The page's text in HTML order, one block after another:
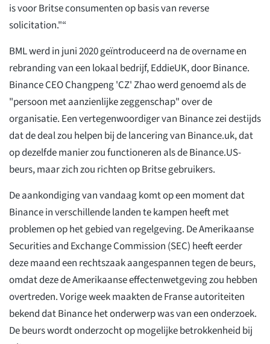
is voor Britse consumenten op basis van reverse
solicitation."“
BML werd in juni 2020 geïntroduceerd na de overname en
rebranding van een lokaal bedrijf, EddieUK, door Binance.
Binance CEO Changpeng 'CZ' Zhao werd genoemd als de
"persoon met aanzienlijke zeggenschap" over de
organisatie. Een vertegenwoordiger van Binance zei destijds
dat de deal zou helpen bij de lancering van Binance.uk, dat
op dezelfde manier zou functioneren als de Binance.US-
beurs, maar zich zou richten op Britse gebruikers.
De aankondiging van vandaag komt op een moment dat
Binance in verschillende landen te kampen heeft met
problemen op het gebied van regelgeving. De Amerikaanse
Securities and Exchange Commission (SEC) heeft eerder
deze maand een rechtszaak aangespannen tegen de beurs,
omdat deze de Amerikaanse effectenwetgeving zou hebben
overtreden. Vorige week maakten de Franse autoriteiten
bekend dat Binance het onderwerp was van een onderzoek.
De beurs wordt onderzocht op mogelijke betrokkenheid bij